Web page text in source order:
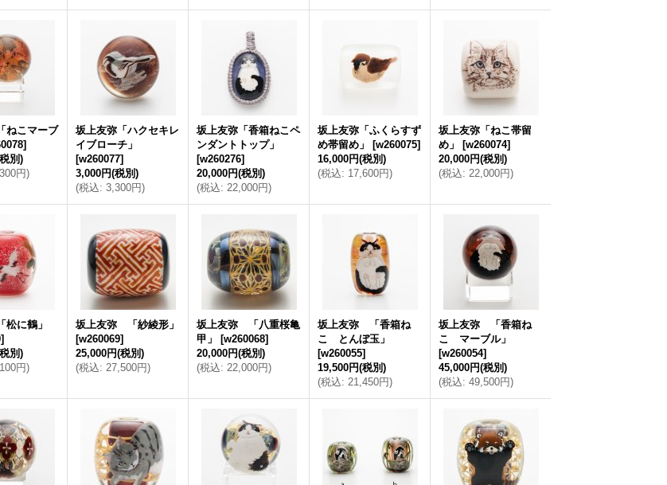
ねこマーブ
]
別)
円)
坂上友弥「ハクセキレ
イブローチ」
[w260077]
3,000円(税別)
(税込: 3,300円)
坂上友弥「香箱ねこペ
ンダントトップ」
[w260276]
20,000円(税別)
(税込: 22,000円)
坂上友弥「ふくらすず
め帯留め」
[w260075]
16,000円(税別)
(税込: 17,600円)
坂上友弥「ねこ帯留
め」
[w260074]
20,000円(税別)
(税込: 22,000円)
松に鶴」
]
別)
円)
坂上友弥 「紗綾形」
[w260069]
25,000円(税別)
(税込: 27,500円)
坂上友弥 「八重桜亀
甲」
[w260068]
20,000円(税別)
(税込: 22,000円)
坂上友弥 「香箱ね
こ とんぼ玉」
[w260055]
19,500円(税別)
(税込: 21,450円)
坂上友弥 「香箱ね
こ マーブル」
[w260054]
45,000円(税別)
(税込: 49,500円)